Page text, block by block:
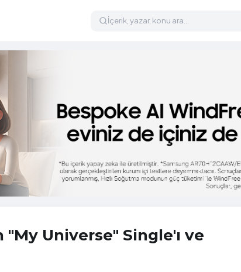
Universe" Single'ı ve